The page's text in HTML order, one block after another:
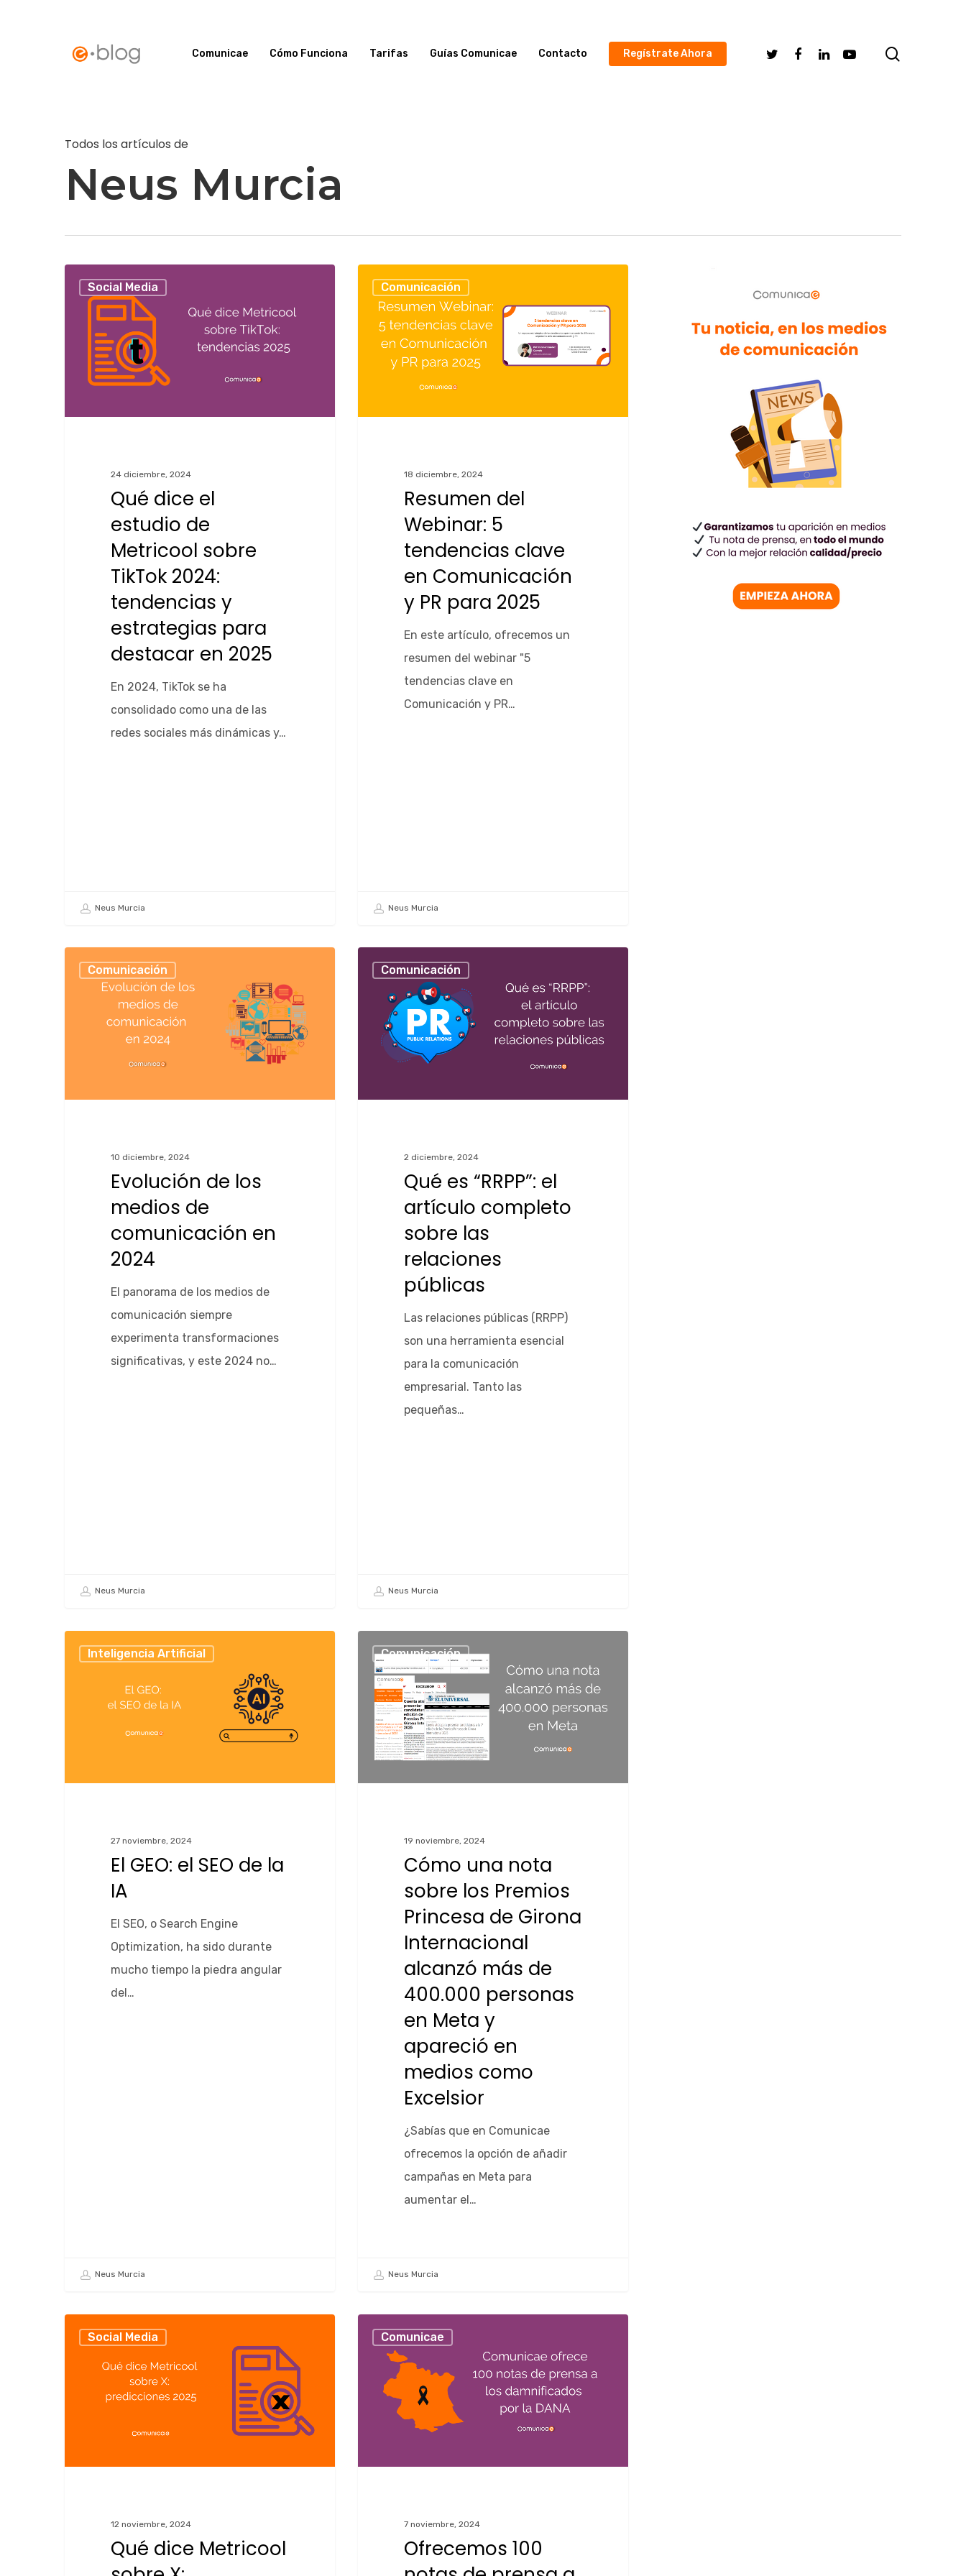
Pulsa Enter para buscar o ESC para cerrar
Comunicae Cómo Funciona Tarifas Guías Comunicae Contacto Regístrate Ahora TwitterFacebookLinkedinYoutube
Todos los artículos de
Neus Murcia
Social Media
24 diciembre, 2024
Qué dice el
estudio de
Metricool sobre
TikTok 2024:
tendencias y
estrategias para
destacar en 2025
En 2024, TikTok se ha
consolidado como una de las
redes sociales más dinámicas y…
Neus Murcia
Comunicación
18 diciembre, 2024
Resumen del
Webinar: 5
tendencias clave
en Comunicación
y PR para 2025
En este artículo, ofrecemos un
resumen del webinar "5
tendencias clave en
Comunicación y PR…
Neus Murcia
Comunicación
10 diciembre, 2024
Evolución de los
medios de
comunicación en
2024
El panorama de los medios de
comunicación siempre
experimenta transformaciones
significativas, y este 2024 no…
Neus Murcia
Comunicación
2 diciembre, 2024
Qué es “RRPP”: el
artículo completo
sobre las
relaciones
públicas
Las relaciones públicas (RRPP)
son una herramienta esencial
para la comunicación
empresarial. Tanto las
pequeñas…
Neus Murcia
Inteligencia Artificial
27 noviembre, 2024
El GEO: el SEO de la
IA
El SEO, o Search Engine
Optimization, ha sido durante
mucho tiempo la piedra angular
del…
Neus Murcia
Comunicación
19 noviembre, 2024
Cómo una nota
sobre los Premios
Princesa de Girona
Internacional
alcanzó más de
400.000 personas
en Meta y
apareció en
medios como
Excelsior
¿Sabías que en Comunicae
ofrecemos la opción de añadir
campañas en Meta para
aumentar el…
Neus Murcia
Social Media
12 noviembre, 2024
Qué dice Metricool
Comunicae
7 noviembre, 2024
Ofrecemos 100